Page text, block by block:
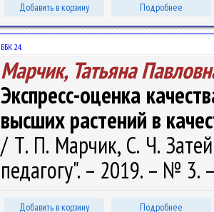
Добавить в корзину Подробнее
ББК 24.
Марчик, Татьяна
Экспресс-оценка
высших растений в
/ Т. П. Марчик, С. Ч.
педагогу". – 2019. – № 3.
Добавить в корзину Подробнее